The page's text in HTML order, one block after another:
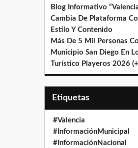
Blog Informativo
Cambia De Plataforma
Estilo Y Contenido
Más De 5 Mil Personas
Municipio San Diego En
Turístico Playeros 2026
Etiquetas
#Valencia
#InformaciónMunicipal
#InformaciónNacional